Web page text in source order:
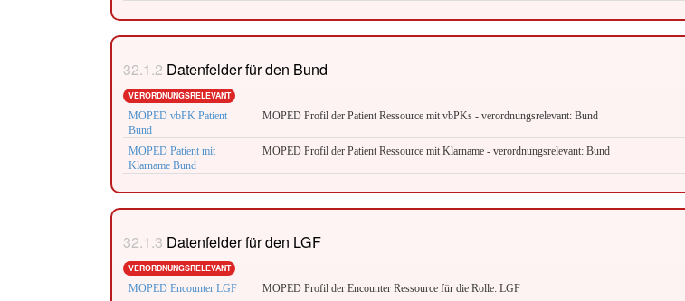
Datenfelder für den Bund
VERORDNUNGSRELEVANT
MOPED vbPK Patient
Bund
MOPED Profil der Patient Ressource mit vbPKs - verordnungsrelevant: Bund
MOPED Patient mit
Klarname Bund
MOPED Profil der Patient Ressource mit Klarname - verordnungsrelevant: Bund
Datenfelder für den LGF
VERORDNUNGSRELEVANT
MOPED Encounter LGF
MOPED Profil der Encounter Ressource für die Rolle: LGF